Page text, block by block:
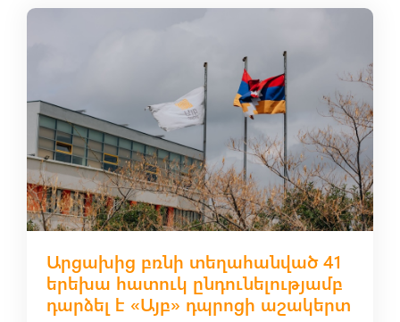
Արցախից բռնի տեղահանված 41
երեխա հատուկ ընդունելությամբ
դարձել է «Այբ» դպրոցի աշակերտ